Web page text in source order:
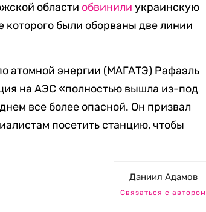
области обвинили украинскую
которого были оборваны две линии
атомной энергии (МАГАТЭ) Рафаэль
на АЭС «полностью вышла из-под
все более опасной. Он призвал
посетить станцию, чтобы
Даниил Адамов
Связаться с автором